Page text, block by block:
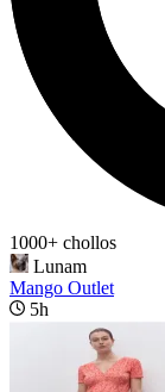
1000+ chollos
Lunam
Mango Outlet
5h